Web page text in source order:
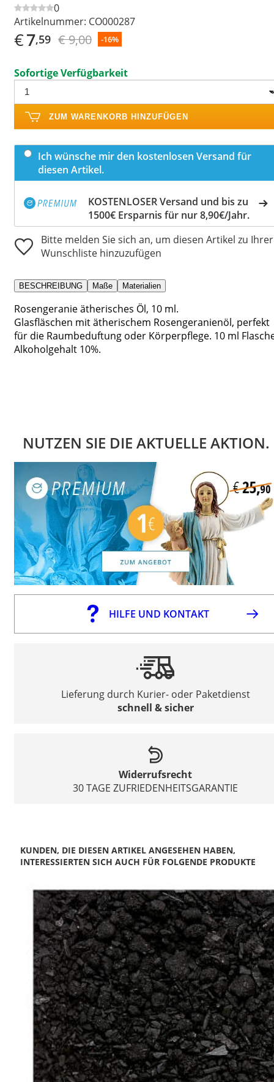
0
Artikelnummer: CO000287
€7,59 € 9,00 -16%
Sofortige Verfügbarkeit
ZUM WARENKORB HINZUFÜGEN
Ich wünsche mir den kostenlosen Versand für
diesen Artikel.
KOSTENLOSER Versand und bis zu
1500€ Ersparnis für nur 8,90€/Jahr.
Bitte melden Sie sich an, um diesen Artikel zu Ihrer
Wunschliste hinzuzufügen
BESCHREIBUNG Maße Materialien
Rosengeranie ätherisches Öl, 10 ml.
Glasfläschen mit ätherischem Rosengeranienöl, perfekt
für die Raumbeduftung oder Körperpflege. 10 ml
Alkoholgehalt 10%.
NUTZEN SIE DIE AKTUELLE AKTION.
HILFE UND KONTAKT
Lieferung durch Kurier- oder Paketdienst
schnell & sicher
Widerrufsrecht
30 TAGE ZUFRIEDENHEITSGARANTIE
KUNDEN, DIE DIESEN ARTIKEL ANGESEHEN HABEN,
INTERESSIERTEN SICH AUCH FÜR FOLGENDE PRODUKTE